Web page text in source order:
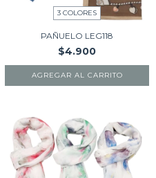
3 COLORES
PAÑUELO LEG118
$4.900
AGREGAR AL CARRITO